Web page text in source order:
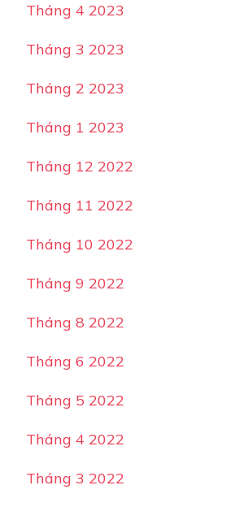
Tháng 4 2023
Tháng 3 2023
Tháng 2 2023
Tháng 1 2023
Tháng 12 2022
Tháng 11 2022
Tháng 10 2022
Tháng 9 2022
Tháng 8 2022
Tháng 6 2022
Tháng 5 2022
Tháng 4 2022
Tháng 3 2022